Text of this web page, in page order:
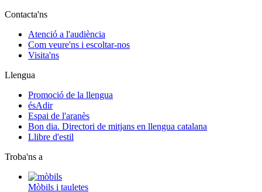
Contacta'ns
Atenció a l'audiència
Com veure'ns i escoltar-nos
Visita'ns
Llengua
Promoció de la llengua
ésAdir
Espai de l'aranès
Bon dia. Directori de mitjans en llengua catalana
Llibre d'estil
Troba'ns a
Mòbils i tauletes